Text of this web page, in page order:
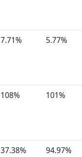
7.71% 5.77%
108% 101%
37.38% 94.97%